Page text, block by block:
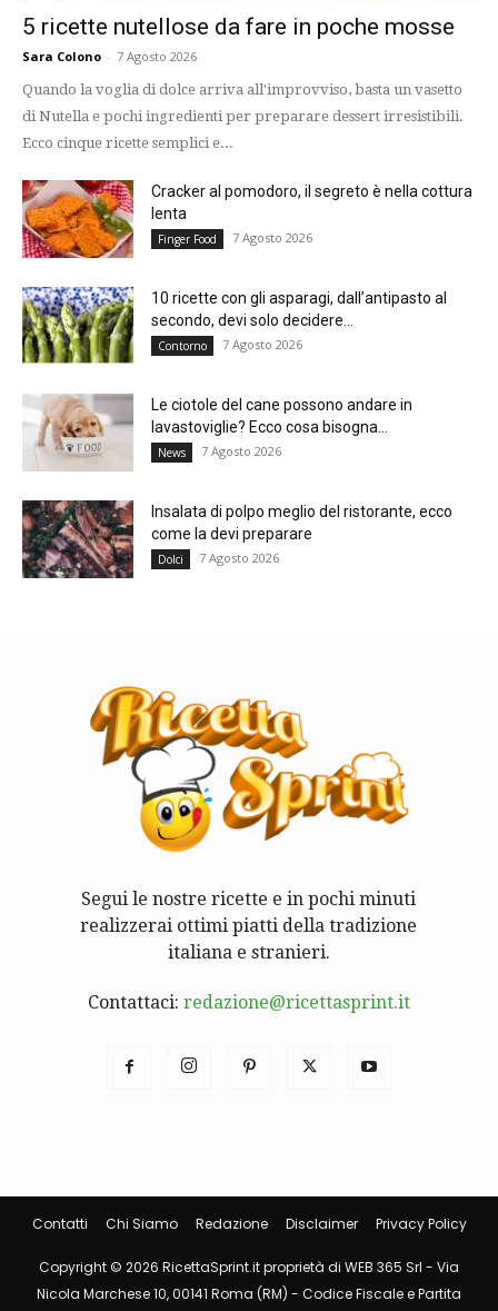
5 ricette nutellose da fare in poche mosse
Sara Colono - 7 Agosto 2026
Quando la voglia di dolce arriva all'improvviso, basta un vasetto
di Nutella e pochi ingredienti per preparare dessert irresistibili.
Ecco cinque ricette semplici e...
Cracker al pomodoro, il segreto è nella cottura
lenta
Finger Food 7 Agosto 2026
10 ricette con gli asparagi, dall’antipasto al
secondo, devi solo decidere...
Contorno 7 Agosto 2026
Le ciotole del cane possono andare in
lavastoviglie? Ecco cosa bisogna...
News 7 Agosto 2026
Insalata di polpo meglio del ristorante, ecco
come la devi preparare
Dolci 7 Agosto 2026
Segui le nostre ricette e in pochi minuti
realizzerai ottimi piatti della tradizione
italiana e stranieri.
Contattaci: redazione@ricettasprint.it
Contatti Chi Siamo Redazione Disclaimer Privacy Policy
Copyright © 2026 RicettaSprint.it proprietà di WEB 365 Srl - Via
Nicola Marchese 10, 00141 Roma (RM) - Codice Fiscale e Partita